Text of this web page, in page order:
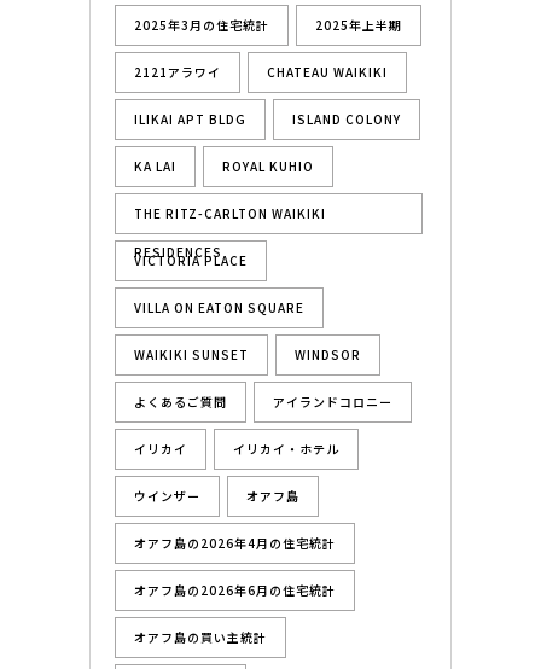
2025年3月の住宅統計 2025年上半期
2121アラワイ CHATEAU WAIKIKI
ILIKAI APT BLDG ISLAND COLONY
KA LAI ROYAL KUHIO
THE RITZ-CARLTON WAIKIKI
RESIDENCES
VICTORIA PLACE
VILLA ON EATON SQUARE
WAIKIKI SUNSET WINDSOR
よくあるご質問 アイランドコロニー
イリカイ イリカイ・ホテル
ウインザー オアフ島
オアフ島の2026年4月の住宅統計
オアフ島の2026年6月の住宅統計
オアフ島の買い主統計